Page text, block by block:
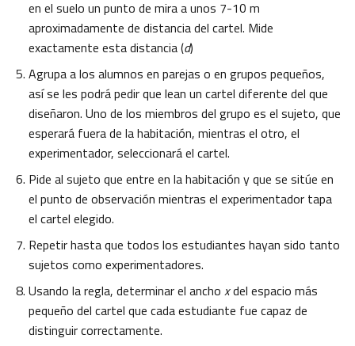
en el suelo un punto de mira a unos 7-10 m
aproximadamente de distancia del cartel. Mide
exactamente esta distancia (d)
Agrupa a los alumnos en parejas o en grupos pequeños,
así se les podrá pedir que lean un cartel diferente del que
diseñaron. Uno de los miembros del grupo es el sujeto, que
esperará fuera de la habitación, mientras el otro, el
experimentador, seleccionará el cartel.
Pide al sujeto que entre en la habitación y que se sitúe en
el punto de observación mientras el experimentador tapa
el cartel elegido.
Repetir hasta que todos los estudiantes hayan sido tanto
sujetos como experimentadores.
Usando la regla, determinar el ancho xdel espacio más
pequeño del cartel que cada estudiante fue capaz de
distinguir correctamente.